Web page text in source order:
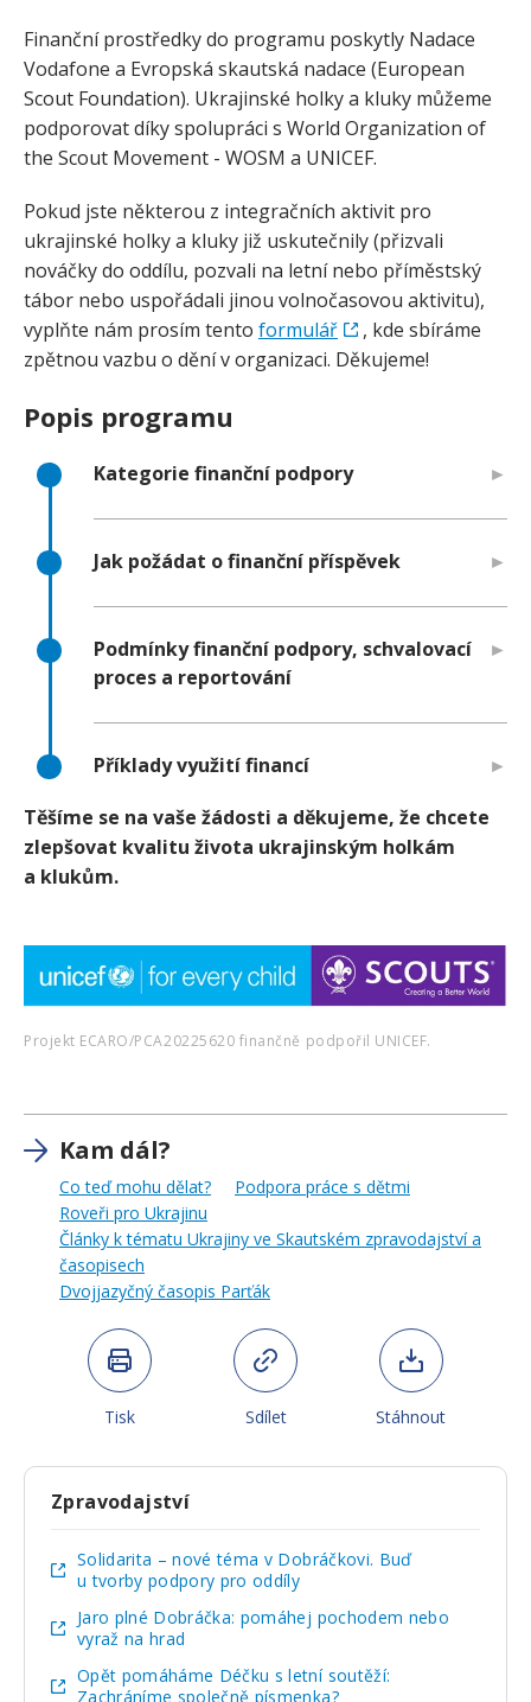
Finanční prostředky do programu poskytly Nadace
Vodafone a Evropská skautská nadace (European
Scout Foundation). Ukrajinské holky a kluky můžeme
podporovat díky spolupráci s World Organization of
the Scout Movement - WOSM a UNICEF.
Pokud jste některou z integračních aktivit pro
ukrajinské holky a kluky již uskutečnily (přizvali
nováčky do oddílu, pozvali na letní nebo příměstský
tábor nebo uspořádali jinou volnočasovou aktivitu),
vyplňte nám prosím tento formulář
, kde sbíráme
zpětnou vazbu o dění v organizaci. Děkujeme!
Popis programu
Kategorie finanční podpory
Jak požádat o finanční příspěvek
Podmínky finanční podpory, schvalovací
proces a reportování
Příklady využití financí
Těšíme se na vaše žádosti a děkujeme, že chcete
zlepšovat kvalitu života ukrajinským holkám
a klukům.
Projekt ECARO/PCA20225620 finančně podpořil UNICEF.
Kam dál?
Co teď mohu dělat?
Podpora práce s dětmi
Roveři pro Ukrajinu
Články k tématu Ukrajiny ve Skautském zpravodajství a
časopisech
Dvojjazyčný časopis Parťák
Tisk Sdílet Stáhnout
Zpravodajství
Solidarita – nové téma v Dobráčkovi. Buď
u tvorby podpory pro oddíly
Jaro plné Dobráčka: pomáhej pochodem nebo
vyraž na hrad
Opět pomáháme Déčku s letní soutěží:
Zachráníme společně písmenka?